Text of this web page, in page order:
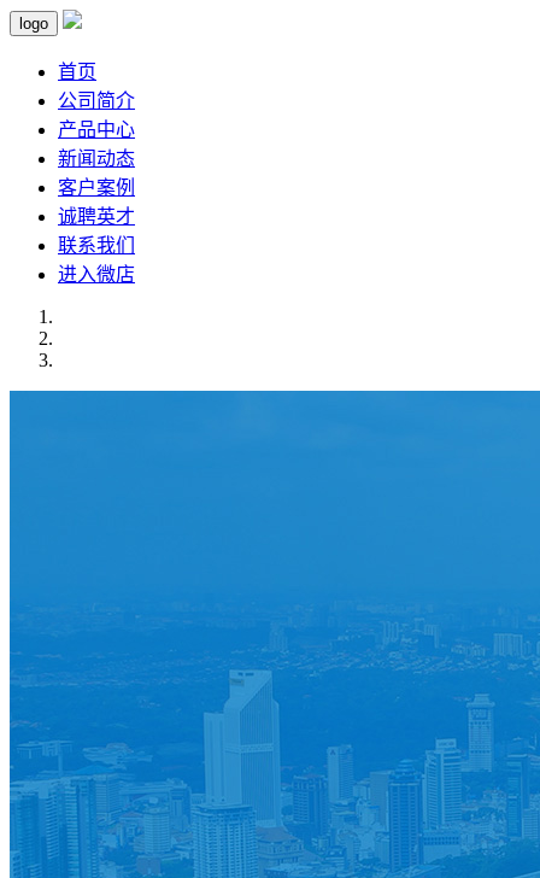
logo
首页
公司简介
产品中心
新闻动态
客户案例
诚聘英才
联系我们
进入微店